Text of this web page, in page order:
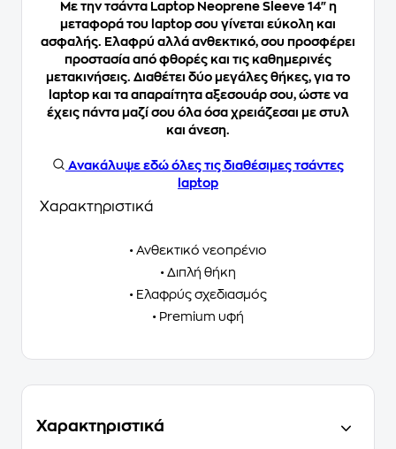
Με την τσάντα Laptop Neoprene Sleeve 14"η
μεταφορά του laptop σου γίνεται εύκολη και
ασφαλής. Ελαφρύ αλλά ανθεκτικό, σου προσφέρει
προστασία από φθορές και τις καθημερινές
μετακινήσεις. Διαθέτει δύο μεγάλες θήκες, για το
laptop και τα απαραίτητα αξεσουάρ σου, ώστε να
έχεις πάντα μαζί σου όλα όσα χρειάζεσαι με στυλ
και άνεση.
Ανακάλυψε εδώ όλες τις διαθέσιμες τσάντες
laptop
Χαρακτηριστικά
• Ανθεκτικό νεοπρένιο
• Διπλή θήκη
• Ελαφρύς σχεδιασμός
• Premium υφή
Χαρακτηριστικά